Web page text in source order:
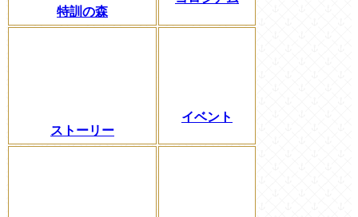
特訓の森
ストーリー
イベント